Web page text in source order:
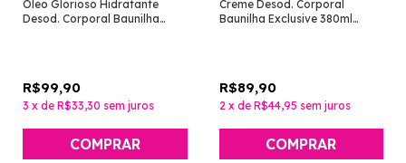
Óleo Glorioso Hidratante
Desod. Corporal Baunilha
R$99,90
3 x de R$33,30 sem juros
Creme Desod. Corporal
Baunilha Exclusive 380ml
R$89,90
2 x de R$44,95 sem juros